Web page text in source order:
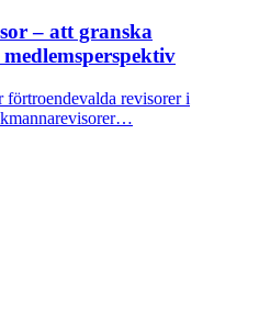
– att granska
revisorer i